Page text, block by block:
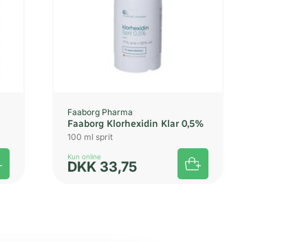
Faaborg Pharma
Faaborg Klorhexidin Klar 0,5%
100 ml sprit
Kun online
DKK 33,75